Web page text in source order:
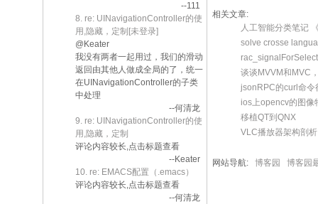
--111
8. re: UINavigationController的使
用,隐藏，定制[未登录]
@Keater
我没有两者一起用过，我们的滑动
返回由其他人做成全局的了，统一
在UINavigationController的子类
中处理
--何清龙
9. re: UINavigationController的使
用,隐藏，定制
评论内容较长,点击标题查看
--Keater
10. re: EMACS配置（.emacs）
评论内容较长,点击标题查看
--何清龙
相关文章:
人工智能分类笔记
solve crosse
谈谈MVVM和MVC
jsonRPC的curl命令
ios上opencv的图像
移植QT到QNX
VLC播放器架构剖析
网站导航: 博客园 博客园